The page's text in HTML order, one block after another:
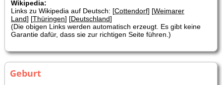
Wikipedia:
Links zu Wikipedia auf Deutsch: [Cottendorf] [Weimarer
Land] [Thüringen] [Deutschland]
(Die obigen Links werden automatisch erzeugt. Es gibt keine
Garantie dafür, dass sie zur richtigen Seite führen.)
Geburt